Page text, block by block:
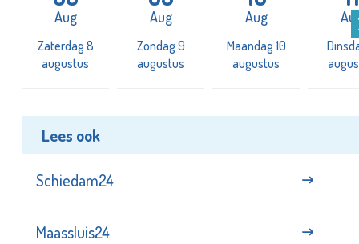
Aug
Zaterdag 8
augustus
Aug
Zondag 9
augustus
Aug
Maandag 10
augustus
Lees ook
Schiedam24
Maassluis24